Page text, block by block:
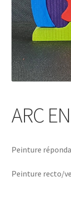
ARC
Peinture
Peinture recto/